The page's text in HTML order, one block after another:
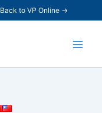
Back to VP Online →